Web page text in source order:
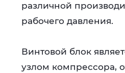
различной
рабочего давления.
Винтовой блок
узлом компрессора,